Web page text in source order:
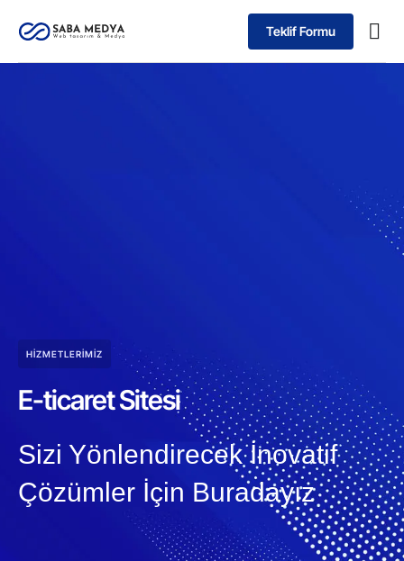
Teklif Formu
HIZMETLERIMIZ
E-ticaret Sitesi
Sizi Yönlendirecek İnovatif
Çözümler İçin Buradayız